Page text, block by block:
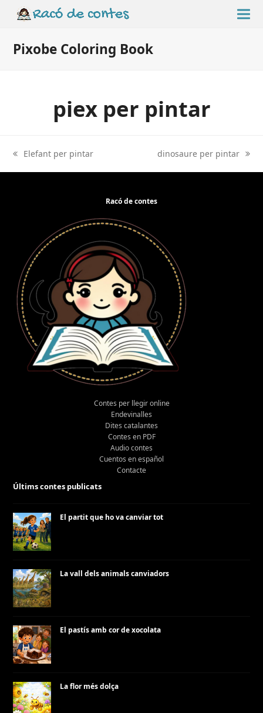
Pixobe Coloring Book
piex per pintar
previous
post:
Elefant per pintar
next
post:
dinosaure per pintar
Racó de contes
Contes per llegir online
Endevinalles
Dites catalantes
Contes en PDF
Audio contes
Cuentos en español
Contacte
Últims contes publicats
El partit que ho va canviar tot
La vall dels animals canviadors
El pastís amb cor de xocolata
La flor més dolça